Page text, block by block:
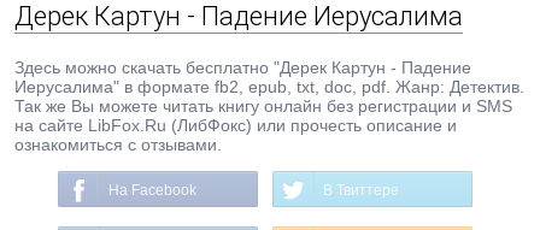
Дерек Картун - Падение Иерусалима
Здесь можно скачать бесплатно "Дерек Картун - Падение
Иерусалима" в формате fb2, epub, txt, doc, pdf. Жанр: Детектив.
Так же Вы можете читать книгу онлайн без регистрации и SMS
на сайте LibFox.Ru (ЛибФокс) или прочесть описание и
ознакомиться с отзывами.
На Facebook В Твиттере